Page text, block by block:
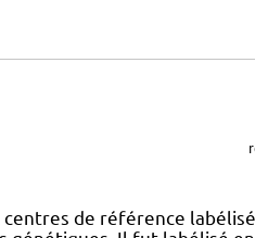
de référence